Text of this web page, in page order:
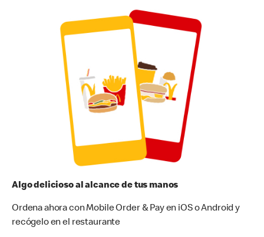
Algo delicioso al alcance de tus manos
Ordena ahora con Mobile Order & Pay en iOS o Android y
recógelo en el restaurante